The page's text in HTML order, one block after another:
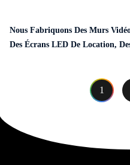
Nous Fabriquons Des Murs
Des Écrans LED De Location,
1